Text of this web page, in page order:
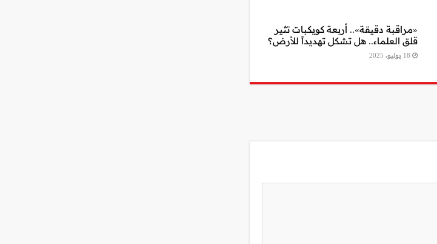
«مراقبة دقيقة».. أربعة كويكبات تثير
قلق العلماء.. هل تشكل تهديداً للأرض؟
18 يوليو، 2025